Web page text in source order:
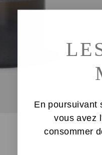
En poursuivant
vous avez
consommer